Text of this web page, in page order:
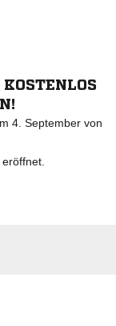
4. September von